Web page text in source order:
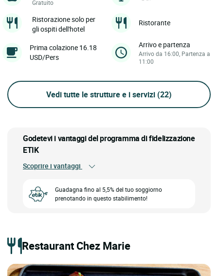
Gratuito
Ristorazione solo per
gli ospiti dell'hotel
Ristorante
Prima colazione 16.18
USD/Pers
Arrivo e partenza
Arrivo da 16:00, Partenza a
11:00
Vedi tutte le strutture e i servizi (22)
Godetevi i vantaggi del programma di fidelizzazione
ETIK
Scoprire i vantaggi
Guadagna fino al 5,5% del tuo soggiorno
prenotando in questo stabilimento!
Restaurant Chez Marie